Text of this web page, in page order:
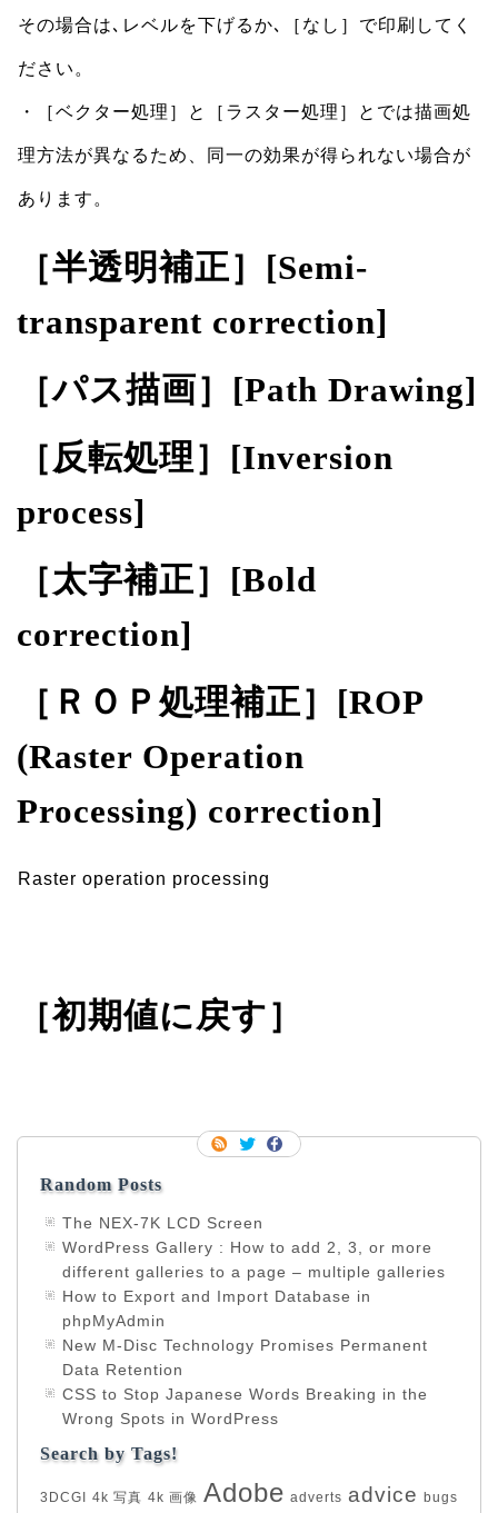
その場合は､レベルを下げるか､［なし］で印刷してく
ださい。
・［ベクター処理］と［ラスター処理］とでは描画処
理方法が異なるため、同一の効果が得られない場合が
あります。
［半透明補正］[Semi-
transparent correction]
［パス描画］[Path Drawing]
［反転処理］[Inversion
process]
［太字補正］[Bold
correction]
［ＲＯＰ処理補正］[ROP
(Raster Operation
Processing) correction]
Raster operation processing
［初期値に戻す］
Random Posts
The NEX-7K LCD Screen
WordPress Gallery : How to add 2, 3, or more
different galleries to a page – multiple galleries
How to Export and Import Database in
phpMyAdmin
New M-Disc Technology Promises Permanent
Data Retention
CSS to Stop Japanese Words Breaking in the
Wrong Spots in WordPress
Search by Tags!
3DCGI 4k 写真 4k 画像 Adobe adverts advice bugs